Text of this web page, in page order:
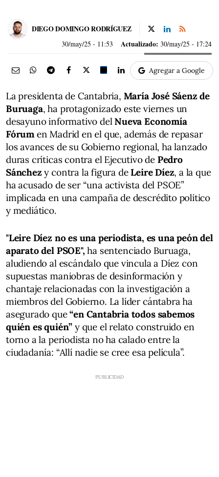
DIEGO DOMINGO RODRÍGUEZ
30/may/25 - 11:53 Actualizado: 30/may/25 - 17:24
Agregar a Google
La presidenta de Cantabria, María José Sáenz de
Buruaga, ha protagonizado este viernes un
desayuno informativo delNueva Economía
Fórum en Madrid en el que, además de repasar
los avances de su Gobierno regional, ha lanzado
duras críticas contra el Ejecutivo de Pedro
Sánchez y contra la figura de Leire Díez, a la que
ha acusado de ser “una activista del PSOE”
implicada en una campaña de descrédito político
y mediático.
"Leire Díez no es una periodista, es una peón del
aparato del PSOE", ha sentenciado Buruaga,
aludiendo al escándalo que vincula a Díez con
supuestas maniobras de desinformación y
chantaje relacionadas con la investigación a
miembros del Gobierno. La líder cántabra ha
asegurado que“en Cantabria todos sabemos
quién es quién” y que el relato construido en
torno a la periodista no ha calado entre la
ciudadanía: “Allí nadie se cree esa película”.